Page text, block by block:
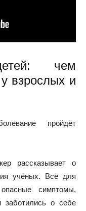
чем
взрослых и
пройдёт
рассказывает о
учёных. Всё для
симптомы,
заботились о себе